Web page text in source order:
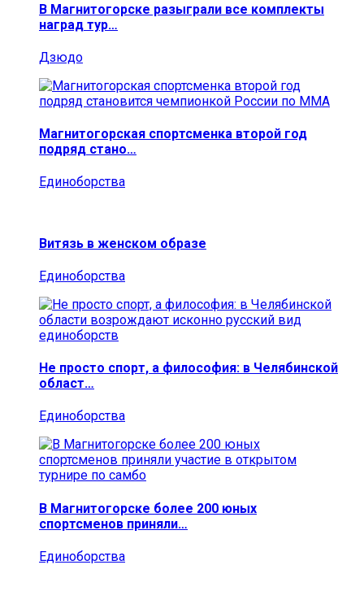
В Магнитогорске разыграли все комплекты
наград тур…
Дзюдо
Магнитогорская спортсменка второй год
подряд стано…
Единоборства
Витязь в женском образе
Единоборства
Не просто спорт, а философия: в Челябинской
област…
Единоборства
В Магнитогорске более 200 юных
спортсменов приняли…
Единоборства